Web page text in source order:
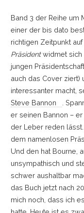
Band 3 der Reihe um
einer der bis dato
richtigen Zeitpunkt
Präsidentwidmet sich
jungen
auch das Cover ziert)
interessanter macht,
Steve Bannon
.
er seinen Bannon –er
der Leber reden
dem namenlosen
Und den hat Bourne,
unsympathisch und
schwer aushaltbar
das Buch jetzt nach
mich noch, dass ich